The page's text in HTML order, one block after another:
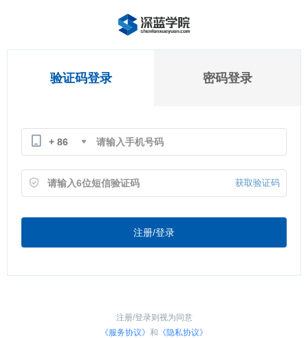
验证码登录 密码登录
+ 86
获取验证码
注册/登录
注册/登录则视为同意
《服务协议》 和 《隐私协议》